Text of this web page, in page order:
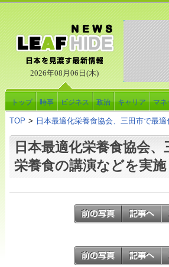
2026年08月06日(木)
トップ 時事 ビジネス 政治 キャリア マネ
TOP > 日本最適化栄養食協会、三田市で最
日本最適化栄養食協会
栄養食の講演などを実施